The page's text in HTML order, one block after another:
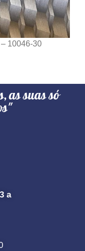
10046-30
as suas só
a